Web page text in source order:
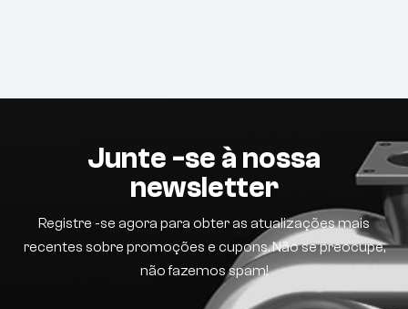
Junte -se à nossa
newsletter
Registre -se agora para obter as atualizações mais
recentes sobre promoções e cupons. Não se preocupe,
não fazemos spam!